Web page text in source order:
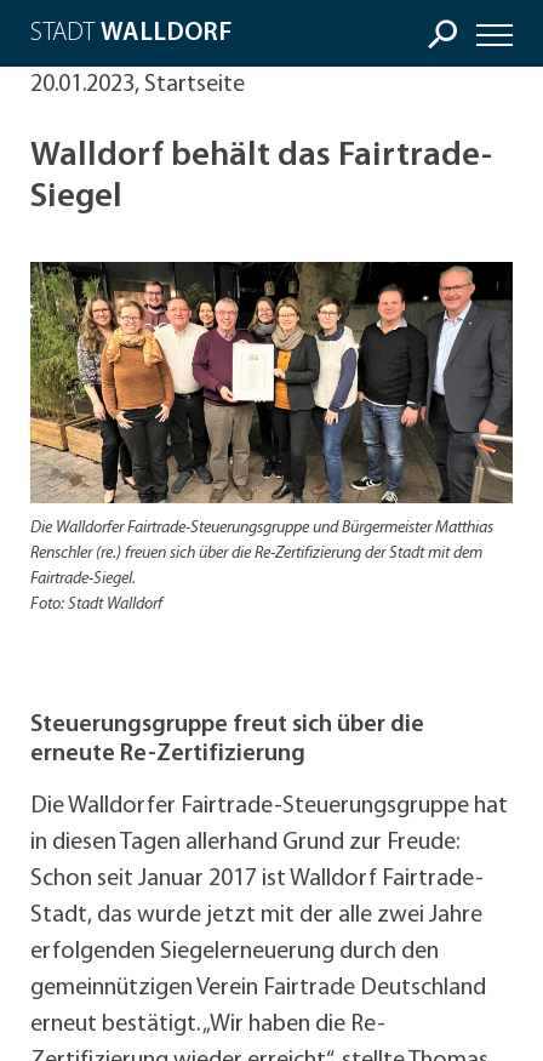
STADT WALLDORF
20.01.2023, Startseite
Walldorf behält das Fairtrade-
Siegel
Die Walldorfer Fairtrade-Steuerungsgruppe und Bürgermeister Matthias
Renschler (re.) freuen sich über die Re-Zertifizierung der Stadt mit dem
Fairtrade-Siegel.
Foto: Stadt Walldorf
Steuerungsgruppe freut sich über die
erneute Re-Zertifizierung
Die Walldorfer Fairtrade-Steuerungsgruppe hat
in diesen Tagen allerhand Grund zur Freude:
Schon seit Januar 2017 ist Walldorf Fairtrade-
Stadt, das wurde jetzt mit der alle zwei Jahre
erfolgenden Siegelerneuerung durch den
gemeinnützigen Verein Fairtrade Deutschland
erneut bestätigt. „Wir haben die Re-